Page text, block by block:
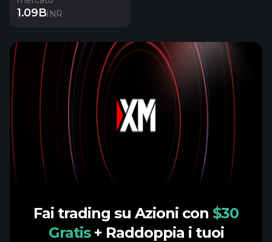
1.09BINR
Fai trading su Azioni con $30
Gratis + Raddoppia i tuoi